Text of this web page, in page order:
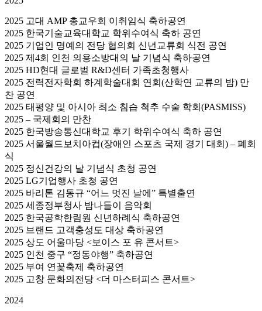
2025 고대 AMP 총교우회 이취임식 축하공연
2025 한국기술교육대학교 학위수여식 축하 공연
2025 기업인 명예의 전당 협의회 신년교류회 식전 공연
2025 제4회 인천 의용소방대의 날 기념식 축하공연
2025 HD현대 글로벌 R&D센터 가족초청행사
2025 전력전자학회 하계학술대회 연회(산학연 교류의 밤) 만
찬 공연
2025 태평양 및 아시아 최소 침습 척추 수술 학회(PASMISS)
2025 – 국제회의 만찬
2025 한국방송통신대학교 후기 학위수여식 축하 공연
2025 서울월드보치아컵(장애인 스포츠 국제 경기 대회) – 폐회
식
2025 정신건강의 날 기념식 초청 공연
2025 LG기업행사 초청 공연
2025 바리톤 김동규 “어느 멋진 날에” 특별출연
2025 세종정부청사 밤나들이 음악회
2025 한국공학한림원 신년하례식 축하공연
2025 브랜드 고객충성도 대상 축하공연
2025 상도 어울마당 <보이스 포 유 콘서트>
2025 인천 중구 “정동야행” 축하공연
2025 부여 연꽃축제 축하공연
2025 고창 문화의전당 <더 마스터피스 콘서트>
2024